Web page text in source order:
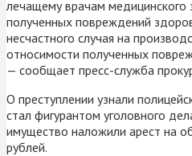
лечащему врачам медицинского
полученных повреждений
несчастного случая на
относимости полученных
— сообщает пресс-служба
О преступлении узнали
стал фигурантом уголовного
имущество наложили арест на
рублей.